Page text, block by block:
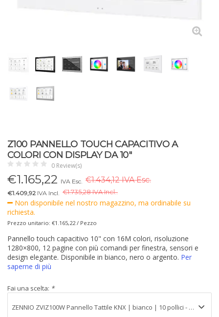
Z100 PANNELLO TOUCH CAPACITIVO A
COLORI CON DISPLAY DA 10"
0 Review(s)
€1.165,22 IVA Esc. €1.434,12 IVA Esc.
€1.409,92 IVA Incl. €1.735,28 IVA Incl..
Non disponibile nel nostro magazzino, ma ordinabile su
richiesta.
Prezzo unitario: €1.165,22 / Pezzo
Pannello touch capacitivo 10" con 16M colori, risoluzione
1280×800, 12 pagine con più comandi per finestra, sensori e
design elegante. Disponibile in bianco, nero o argento. Per
saperne di più
Fai una scelta: *